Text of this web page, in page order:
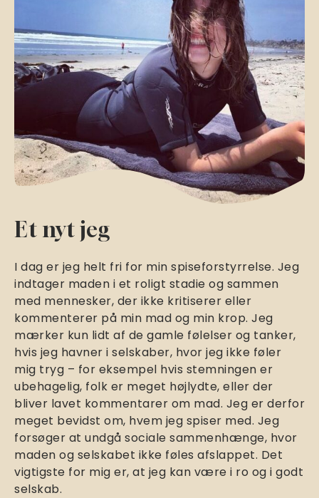
Et nyt jeg
I dag er jeg helt fri for min spiseforstyrrelse. Jeg
indtager maden i et roligt stadie og sammen
med mennesker, der ikke kritiserer eller
kommenterer på min mad og min krop. Jeg
mærker kun lidt af de gamle følelser og tanker,
hvis jeg havner i selskaber, hvor jeg ikke føler
mig tryg – for eksempel hvis stemningen er
ubehagelig, folk er meget højlydte, eller der
bliver lavet kommentarer om mad. Jeg er derfor
meget bevidst om, hvem jeg spiser med. Jeg
forsøger at undgå sociale sammenhænge, hvor
maden og selskabet ikke føles afslappet. Det
vigtigste for mig er, at jeg kan være i ro og i godt
selskab.